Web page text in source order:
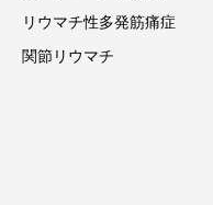
リウマチ性多発筋痛症
関節リウマチ